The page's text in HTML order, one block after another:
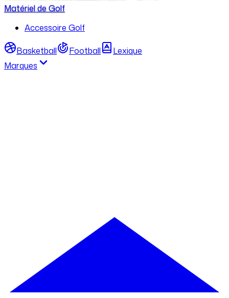
Matériel de Golf
Accessoire Golf
Basketball Football
Lexique
Marques